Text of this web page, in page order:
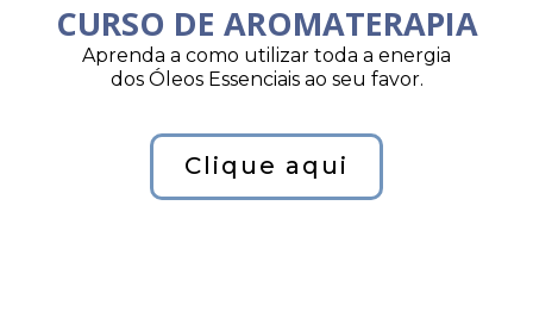
CURSO DE AROMATERAPIA
Aprenda a como utilizar toda a energia
dos Óleos Essenciais ao seu favor.
Clique aqui